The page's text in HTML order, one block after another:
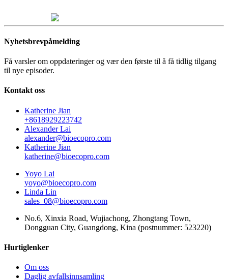
Nyhetsbrevpåmelding
Få varsler om oppdateringer og vær den første til å få tidlig tilgang
til nye episoder.
Kontakt oss
Katherine Jian
+8618929223742
Alexander Lai
alexander@bioecopro.com
Katherine Jian
katherine@bioecopro.com
Yoyo Lai
yoyo@bioecopro.com
Linda Lin
sales_08@bioecopro.com
No.6, Xinxia Road, Wujiachong, Zhongtang Town,
Dongguan City, Guangdong, Kina (postnummer: 523220)
Hurtiglenker
Om oss
Daglig avfallsinnsamling